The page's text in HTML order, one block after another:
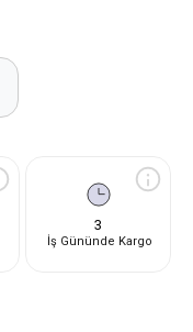
3
İş Gününde Kargo